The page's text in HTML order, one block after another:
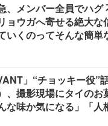
、メンバー全員でハグ
ョウガへ寄せる絶大な
いくのってそんな簡単
」“チョッキー役”
、撮影現場にタイのお
な味か気になる」「